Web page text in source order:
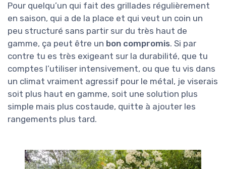
Pour quelqu’un qui fait des grillades régulièrement
en saison, qui a de la place et qui veut un coin un
peu structuré sans partir sur du très haut de
gamme, ça peut être un bon compromis. Si par
contre tu es très exigeant sur la durabilité, que tu
comptes l’utiliser intensivement, ou que tu vis dans
un climat vraiment agressif pour le métal, je viserais
soit plus haut en gamme, soit une solution plus
simple mais plus costaude, quitte à ajouter les
rangements plus tard.